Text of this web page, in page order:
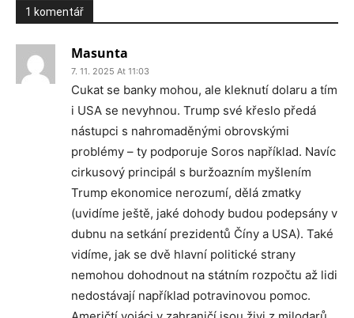
1 komentář
Masunta
7. 11. 2025 At 11:03
Cukat se banky mohou, ale kleknutí dolaru a tím
i USA se nevyhnou. Trump své křeslo předá
nástupci s nahromaděnými obrovskými
problémy – ty podporuje Soros například. Navíc
cirkusový principál s buržoazním myšlením
Trump ekonomice nerozumí, dělá zmatky
(uvidíme ještě, jaké dohody budou podepsány v
dubnu na setkání prezidentů Číny a USA). Také
vidíme, jak se dvě hlavní politické strany
nemohou dohodnout na státním rozpočtu až lidi
nedostávají například potravinovou pomoc.